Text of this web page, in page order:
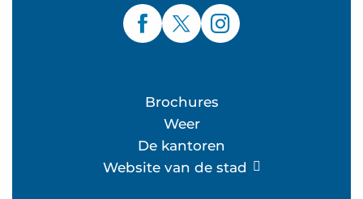
Brochures
Weer
De kantoren
Website van de stad